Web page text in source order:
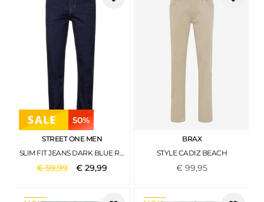
50%
STREET ONE MEN
SLIM FIT JEANS DARK BLUE RINSED WASH
€59,99 €29,99
BRAX
STYLE CADIZ BEACH
€99,95